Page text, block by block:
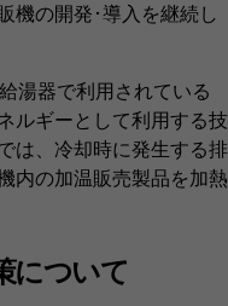
機の開発･導入を継続し
湯器で利用されている
ルギーとして利用する技
は、冷却時に発生する排
内の加温販売製品を加熱
について